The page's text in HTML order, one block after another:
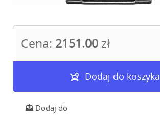
Cena: 2151.00 zł
Dodaj do koszyka
Dodaj do